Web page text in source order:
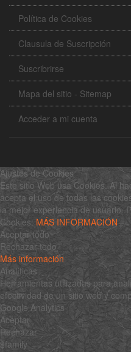
Política de Cookies
Clausula de Suscripción
Suscribrirse
Mapa del sitio - Sitemap
Acceder a mi cuenta
Ajustes de Cookies
Este sitio Web usa Cookies. Al
acepta el uso de todas las
la mejor experiencia de usuario.
Cookies: MÁS INFORMACIÓN
Aceptar todo
Rechazar todo
Más información
Analíticas
Herramientas utilizadas para
efectividad de un sitio web y
Google Analytics
Aceptar
Rechazar
$family